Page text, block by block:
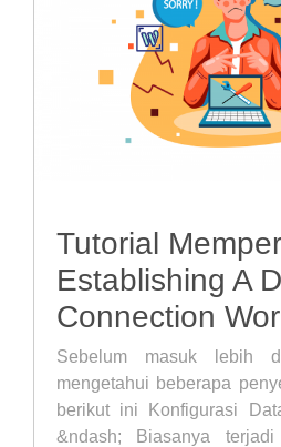
Tutorial
Establishing A
Connection
Sebelum masuk lebih
mengetahui beberapa
berikut ini Konfigurasi
&ndash; Biasanya